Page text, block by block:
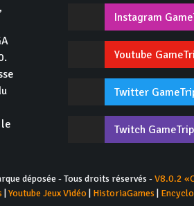
Instagram
Youtube
Twitter
Twitch GameTrip
déposée - Tous droits réservés -V8.0.2
Youtube Jeux Vidéo| HistoriaGames